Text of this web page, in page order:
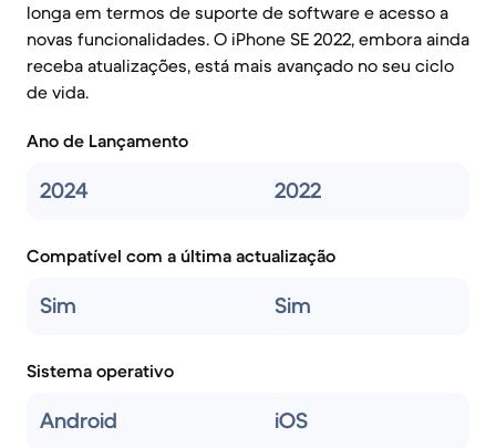
longa em termos de suporte de software e acesso a
novas funcionalidades. O iPhone SE 2022, embora ainda
receba atualizações, está mais avançado no seu ciclo
de vida.
Ano de Lançamento
2024 2022
Compatível com a última actualização
Sim Sim
Sistema operativo
Android iOS